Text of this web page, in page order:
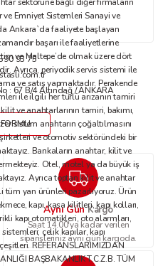
Emniyet Sistemleri Sanayi ve
Ankara`da faaliyete başlayan
başarı ile faaliyetlerine
ve Maltepe’de olmak üzere dört
Ayrıca, periyodik servis sistemi ile
ve satış yapmaktadır. Perakende
ile ilgili her türlü arızanın tamiri
ve anahtarlarının tamiri, bakımı,
sistem anahtarın çoğaltılmasını
ve otomotiv sektöründeki bir
Bankaların anahtar, kilit ve
Otel, motel ya da büyük iş
Ayrıca toptan kilit ve anahtar
yan ürünleri pazarlıyoruz. Ürün
kapı, kasa kilitleri, kapı kolları,
kapı otomatikleri, oto alarmları,
çelik kapılar, kapı
REFERANSLARIMIZDAN
BAŞBAKANLIK T.C.Z.B. TÜM
93 75
: 67 B/4 Altındağ / ANKARA
Aynı GünKargo
Saat 14.00'ya kadar verilen
siparişleriniz aynı gün kargoda.